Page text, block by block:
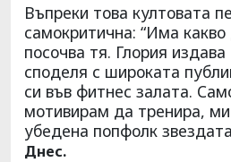
Въпреки това култовата
самокритична: “Има
посочва тя. Глория
споделя с широката
си във фитнес залата.
мотивирам да тренира,
убедена попфолк
Днес.